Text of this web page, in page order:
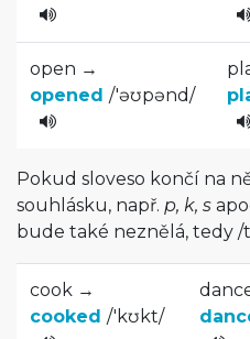
open →
opened /'əʊpənd/­
Pokud sloveso končí na
souhlásku, např. p, k, s
bude také neznělá, tedy /t
cook →
cooked /'kʊkt/